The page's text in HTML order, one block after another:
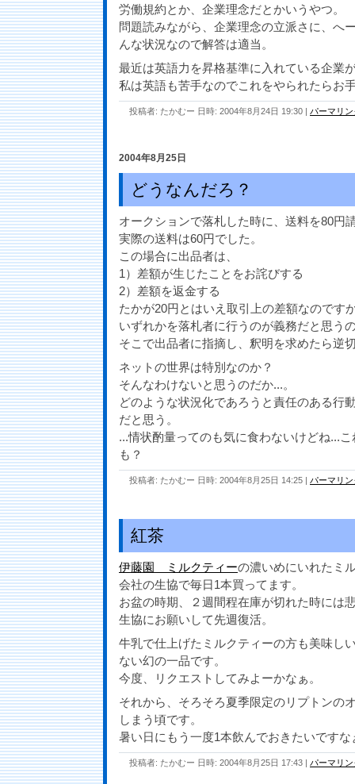
労働規約とか、企業理念だとかいうやつ。
問題読みながら、企業理念の立派さに、へ
んな状況なので解答は適当。
最近は英語力を昇格基準に入れている企業
私は英語も苦手なのでこれをやられたらお
投稿者: たかむー 日時: 2004年8月24日 19:30 | パーマリン
2004年8月25日
どうなんだろ？
オークションで落札した時に、送料を80円
実際の送料は60円でした。
この場合に出品者は、
1）差額が生じたことをお詫びする
2）差額を返金する
たかが20円とはいえ取引上の差額なのです
いずれかを落札者に行うのが義務だと思う
そこで出品者に指摘し、釈明を求めたら逆
ネットの世界は特別なのか？
そんなわけないと思うのだか...。
どのような状況化であろうと責任のある行
だと思う。
...情状酌量ってのも気に食わないけどね...
も？
投稿者: たかむー 日時: 2004年8月25日 14:25 | パーマリン
紅茶
伊藤園 ミルクティーの濃いめにいれたミ
会社の生協で毎日1本買ってます。
お盆の時期、２週間程在庫が切れた時には
生協にお願いして先週復活。
牛乳で仕上げたミルクティーの方も美味し
ない幻の一品です。
今度、リクエストしてみよーかなぁ。
それから、そろそろ夏季限定のリプトンの
しまう頃です。
暑い日にもう一度1本飲んでおきたいですな
投稿者: たかむー 日時: 2004年8月25日 17:43 | パーマリン